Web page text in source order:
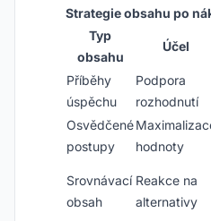
Strategie obsahu po
Typ
obsahu
Účel
Příběhy
úspěchu
Podpora
rozhodnutí
Osvědčené
postupy
hodnoty
Srovnávací
obsah
Reakce na
alternativy